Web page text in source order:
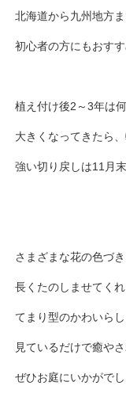
北海道から九州地方
初心者の方にもおすす
植え付け後2～3年は
大きくなってきたら
強い切り戻しは11月
さまざまな花の色づ
長くたのしませてくれ
てまり型のかわいら
見ているだけで癒やさ
ぜひお庭にいかがで